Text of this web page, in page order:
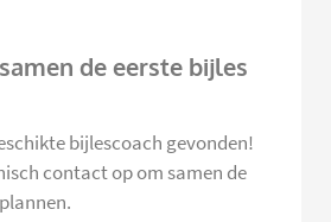
de eerste bijles
bijlescoach gevonden!
contact op om samen de